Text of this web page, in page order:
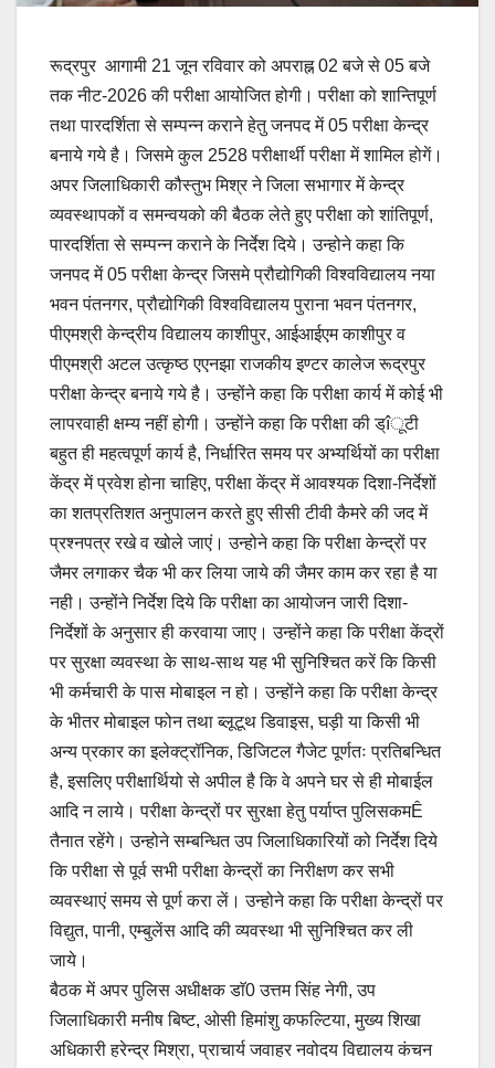
रूद्रपुर आगामी 21 जून रविवार को अपराह्न 02 बजे से 05 बजे
तक नीट-2026 की परीक्षा आयोजित होगी। परीक्षा को शान्तिपूर्ण
तथा पारदर्शिता से सम्पन्न कराने हेतु जनपद में 05 परीक्षा केन्द्र
बनाये गये है। जिसमे कुल 2528 परीक्षार्थी परीक्षा में शामिल होगें।
अपर जिलाधिकारी कौस्तुभ मिश्र ने जिला सभागार में केन्द्र
व्यवस्थापकों व समन्वयको की बैठक लेते हुए परीक्षा को शांतिपूर्ण,
पारदर्शिता से सम्पन्न कराने के निर्देश दिये। उन्होने कहा कि
जनपद में 05 परीक्षा केन्द्र जिसमे प्रौद्योगिकी विश्वविद्यालय नया
भवन पंतनगर, प्रौद्योगिकी विश्वविद्यालय पुराना भवन पंतनगर,
पीएमश्री केन्द्रीय विद्यालय काशीपुर, आईआईएम काशीपुर व
पीएमश्री अटल उत्कृष्ठ एएनझा राजकीय इण्टर कालेज रूद्रपुर
परीक्षा केन्द्र बनाये गये है। उन्होंने कहा कि परीक्षा कार्य में कोई भी
लापरवाही क्षम्य नहीं होगी। उन्होंने कहा कि परीक्षा की ड्îूटी
बहुत ही महत्वपूर्ण कार्य है, निर्धारित समय पर अभ्यर्थियों का परीक्षा
केंद्र में प्रवेश होना चाहिए, परीक्षा केंद्र में आवश्यक दिशा-निर्देशों
का शतप्रतिशत अनुपालन करते हुए सीसी टीवी कैमरे की जद में
प्रश्नपत्र रखे व खोले जाएं। उन्होने कहा कि परीक्षा केन्द्रों पर
जैमर लगाकर चैक भी कर लिया जाये की जैमर काम कर रहा है या
नही। उन्होंने निर्देश दिये कि परीक्षा का आयोजन जारी दिशा-
निर्देशों के अनुसार ही करवाया जाए। उन्होंने कहा कि परीक्षा केंद्रों
पर सुरक्षा व्यवस्था के साथ-साथ यह भी सुनिश्चित करें कि किसी
भी कर्मचारी के पास मोबाइल न हो। उन्होंने कहा कि परीक्षा केन्द्र
के भीतर मोबाइल फोन तथा ब्लूटूथ डिवाइस, घड़ी या किसी भी
अन्य प्रकार का इलेक्ट्रॉनिक, डिजिटल गैजेट पूर्णतः प्रतिबन्धित
है, इसलिए परीक्षार्थियो से अपील है कि वे अपने घर से ही मोबाईल
आदि न लाये। परीक्षा केन्द्रों पर सुरक्षा हेतु पर्याप्त पुलिसकमÊ
तैनात रहेंगे। उन्होने सम्बन्धित उप जिलाधिकारियों को निर्देश दिये
कि परीक्षा से पूर्व सभी परीक्षा केन्द्रों का निरीक्षण कर सभी
व्यवस्थाएं समय से पूर्ण करा लें। उन्होने कहा कि परीक्षा केन्द्रों पर
विद्युत, पानी, एम्बुलेंस आदि की व्यवस्था भी सुनिश्चित कर ली
जाये।
बैठक में अपर पुलिस अधीक्षक डाॅ0 उत्तम सिंह नेगी, उप
जिलाधिकारी मनीष बिष्ट, ओसी हिमांशु कफल्टिया, मुख्य शिखा
अधिकारी हरेन्द्र मिश्रा, प्राचार्य जवाहर नवोदय विद्यालय कंचन